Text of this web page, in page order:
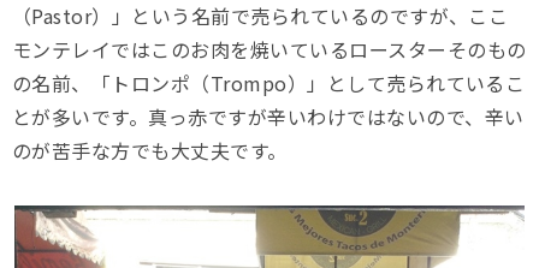
（Pastor）」という名前で売られているのですが、ここ
モンテレイではこのお肉を焼いているロースターそのもの
の名前、「トロンポ（Trompo）」として売られているこ
とが多いです。真っ赤ですが辛いわけではないので、辛い
のが苦手な方でも大丈夫です。